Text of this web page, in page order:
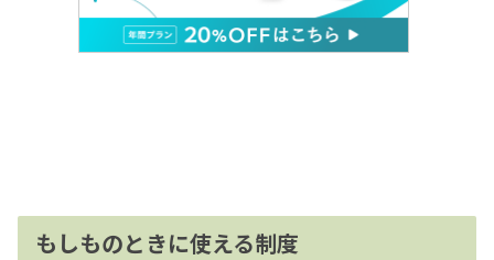
もしものときに使える制度